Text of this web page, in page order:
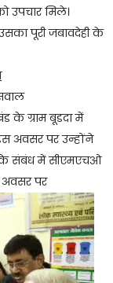
उपचार मिले।
पूरी जबावदेही के
के ग्राम बूडदा में
अवसर पर उन्होंने
के संबंध में सीएमएचओ
अवसर पर